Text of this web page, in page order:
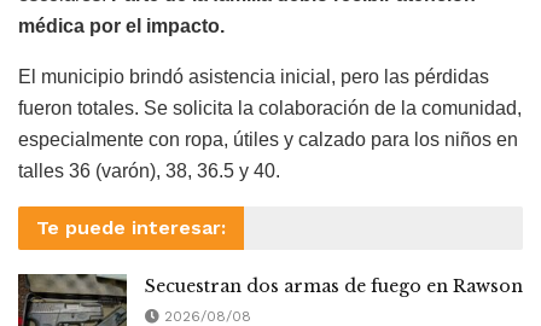
médica por el impacto.
El municipio brindó asistencia inicial, pero las pérdidas
fueron totales. Se solicita la colaboración de la comunidad,
especialmente con ropa, útiles y calzado para los niños en
talles 36 (varón), 38, 36.5 y 40.
Te puede interesar:
Secuestran dos armas de fuego en Rawson
2026/08/08